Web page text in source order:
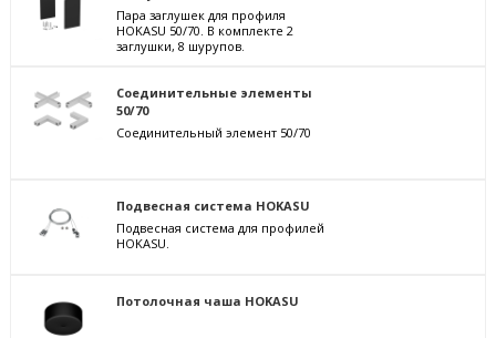
Пара заглушек для профиля
HOKASU 50/70. В комплекте 2
заглушки, 8 шурупов.
Соединительные элементы
50/70
Соединительный элемент 50/70
Подвесная система HOKASU
Подвесная система для профилей
HOKASU.
Потолочная чаша HOKASU